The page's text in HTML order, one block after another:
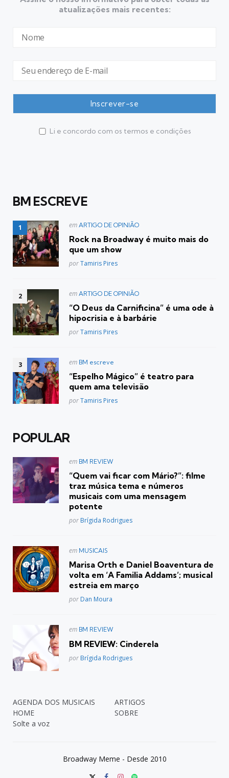
atualizações mais recentes:
Li e concordo com os termos e condições
BM ESCREVE
Postado
em
em ARTIGO DE OPINIÃO
Rock na Broadway é muito mais do
que um show
Posted
porTamiris Pires
Postado
em
em ARTIGO DE OPINIÃO
“O Deus da Carnificina” é uma ode à
hipocrisia e à barbárie
Posted
porTamiris Pires
Postado
em
em BM escreve
“Espelho Mágico” é teatro para
quem ama televisão
Posted
porTamiris Pires
POPULAR
Postado
em
em BM REVIEW
“Quem vai ficar com Mário?”: filme
traz música tema e números
musicais com uma mensagem
potente
Posted
por Brígida Rodrigues
Postado
em
em MUSICAIS
Marisa Orth e Daniel Boaventura de
volta em ‘A Familia Addams’; musical
estreia em março
Posted
por Dan Moura
Postado
em BM REVIEW
BM REVIEW: Cinderela
Posted
por Brígida Rodrigues
AGENDA DOS MUSICAIS
ARTIGOS
HOME
SOBRE
Solte a voz
Broadway Meme - Desde 2010